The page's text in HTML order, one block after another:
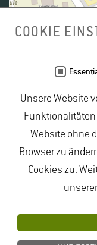
duales Studium
Lebensmittelrecht
Studium|
Studium|
Lebensmittel |
Studium
COOKIE
Unsere Website
Website ohne
Browser zu
Cookies zu.